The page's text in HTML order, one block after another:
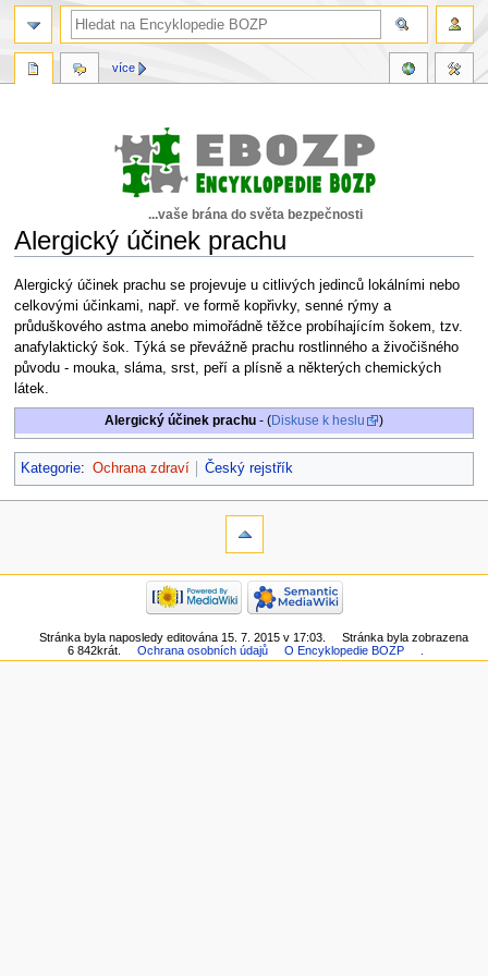
...vaše brána do světa bezpečnosti
Alergický účinek prachu
Skočit
na
navigaci
Skočit
na
vyhledávání
Alergický účinek prachu se projevuje u citlivých jedinců lokálními nebo
celkovými účinkami, např. ve formě kopřivky, senné rýmy a
průduškového astma anebo mimořádně těžce probíhajícím šokem, tzv.
anafylaktický šok. Týká se převážně prachu rostlinného a živočišného
původu - mouka, sláma, srst, peří a plísně a některých chemických
látek.
Alergický účinek prachu - (Diskuse k heslu )
Kategorie: Ochrana zdraví Český rejstřík
více
Stránka byla naposledy editována 15. 7. 2015 v 17:03.
Stránka byla zobrazena
6 842krát.
Ochrana osobních údajů O Encyklopedie BOZP